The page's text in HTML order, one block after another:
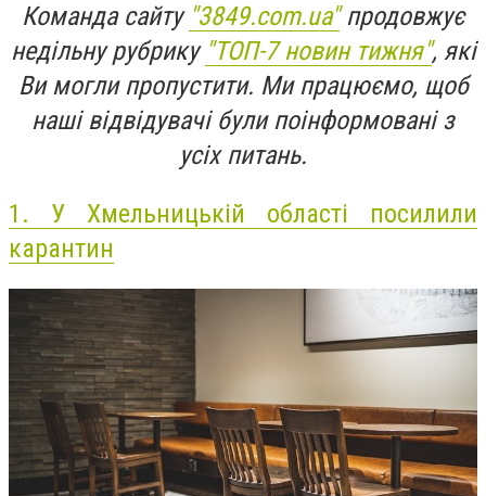
Команда сайту "3849.com.ua"продовжує
недільну рубрику "ТОП-7 новин тижня", які
Ви могли пропустити. Ми працюємо, щоб
наші відвідувачі були поінформовані з
усіх питань.
1. У Хмельницькій області посилили
карантин